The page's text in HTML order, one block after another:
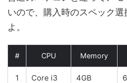
いので、購入時のスペック
よ。
# CPU Memory
1 Core i3 4GB